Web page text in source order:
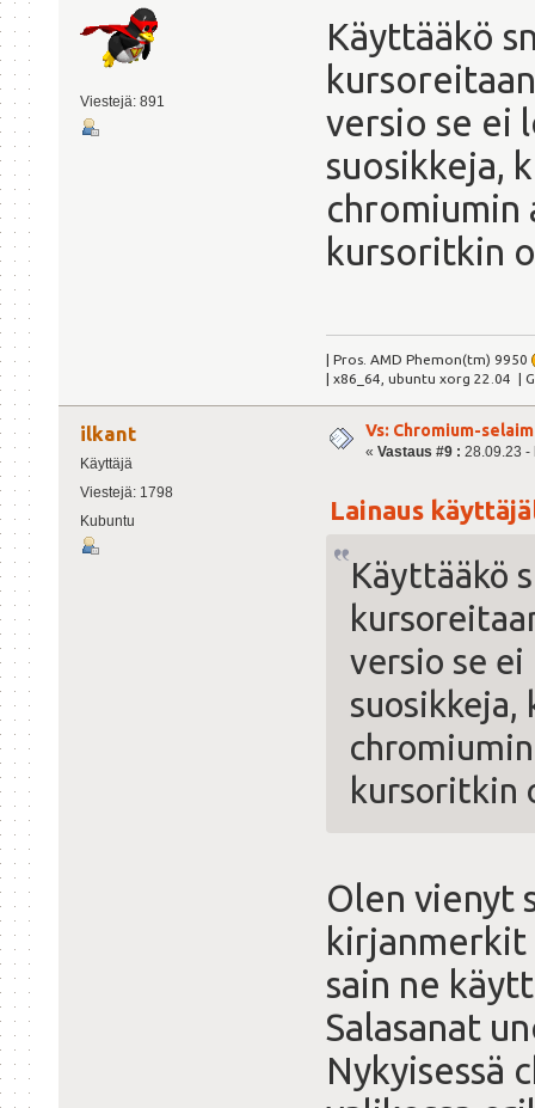
Viestejä: 891
Käyttääkö
versio se ei
suosikkeja,
chromiumin
kursoritkin
| Pros. AMD Phemon(tm) 9950
| x86_64, ubuntu xorg 22.04 |
ilkant
Käyttäjä
Viestejä: 1798
Kubuntu
Vs: Chromium-
« Vastaus #9 : 28.09.23 -
Lainaus
Käyttääkö
versio se
suosikkeja,
kursoritkin
Olen vienyt
sain ne
Salasanat
Nykyisessä